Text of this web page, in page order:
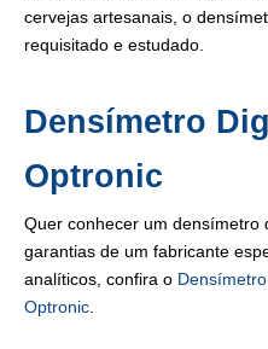
cervejas artesanais, o
requisitado e estudado.
Densímetro
Optronic
Quer conhecer um densímetro
garantias de um fabricante
analíticos, confira o
Optronic